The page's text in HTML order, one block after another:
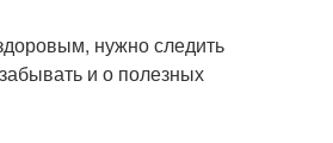
нужно следить
и о полезных